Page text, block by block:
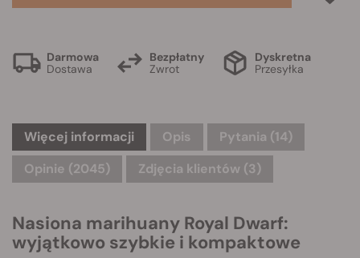
Darmowa
Dostawa
Bezpłatny
Zwrot
Dyskretna
Przesyłka
Więcej informacji Opis Pytania (14)
Opinie (2045)
Zdjęcia klientów (3)
Nasiona marihuany Royal Dwarf:
wyjątkowo szybkie i kompaktowe